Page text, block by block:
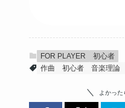
FOR PLAYER
初心者
作曲
初心者 音楽理論
よかった